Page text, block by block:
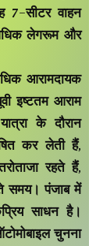
7-सीटर वाहन
लेगरूम और
आरामदायक
इष्टतम आराम
के दौरान
कर लेती हैं,
रहते हैं,
समय। पंजाब में
साधन है।
चुनना